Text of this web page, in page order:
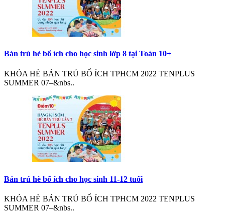
Bán trú hè bổ ích cho học sinh lớp 8 tại Toán 10+
KHÓA HÈ BÁN TRÚ BỔ ÍCH TPHCM 2022 TENPLUS
SUMMER 07–&nbs..
Bán trú hè bổ ích cho học sinh 11-12 tuổi
KHÓA HÈ BÁN TRÚ BỔ ÍCH TPHCM 2022 TENPLUS
SUMMER 07–&nbs..